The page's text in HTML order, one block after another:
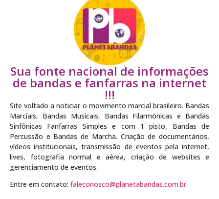
Sua fonte nacional de informações
de bandas e fanfarras na internet
!!!
Site voltado a noticiar o movimento marcial brasileiro. Bandas
Marciais, Bandas Musicais, Bandas Filarmõnicas e Bandas
Sinfônicas Fanfarras Simples e com 1 pisto, Bandas de
Percussão e Bandas de Marcha. Criação de documentários,
vídeos institucionais, transmissão de eventos pela internet,
lives, fotografia normal e aérea, criação de websites e
gerenciamento de eventos.
Entre em contato: faleconosco@planetabandas.com.br